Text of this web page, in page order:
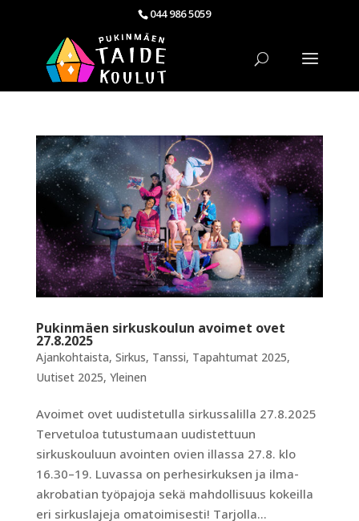
044 986 5059
Pukinmäen sirkuskoulun avoimet ovet
27.8.2025
Ajankohtaista, Sirkus, Tanssi, Tapahtumat 2025,
Uutiset 2025, Yleinen
Avoimet ovet uudistetulla sirkussalilla 27.8.2025
Tervetuloa tutustumaan uudistettuun
sirkuskouluun avointen ovien illassa 27.8. klo
16.30–19. Luvassa on perhesirkuksen ja ilma-
akrobatian työpajoja sekä mahdollisuus kokeilla
eri sirkuslajeja omatoimisesti! Tarjolla...